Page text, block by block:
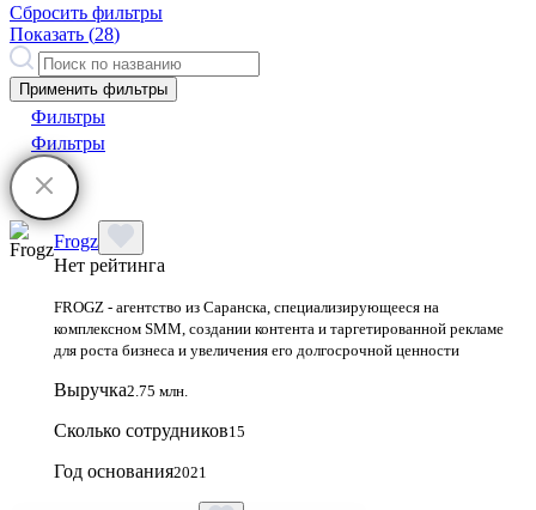
Сбросить фильтры
Показать (28)
Применить фильтры
Фильтры
Фильтры
Frogz
Нет рейтинга
FROGZ - агентство из Саранска, специализирующееся на
комплексном SMM, создании контента и таргетированной рекламе
для роста бизнеса и увеличения его долгосрочной ценности
Выручка2.75 млн.
Сколько сотрудников15
Год основания2021